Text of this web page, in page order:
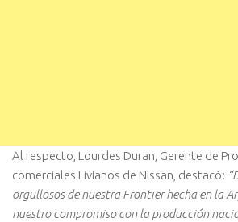
Al respecto, Lourdes Duran, Gerente de
comerciales Livianos de Nissan, destacó:
orgullosos de nuestra Frontier hecha en la
nuestro compromiso con la producción